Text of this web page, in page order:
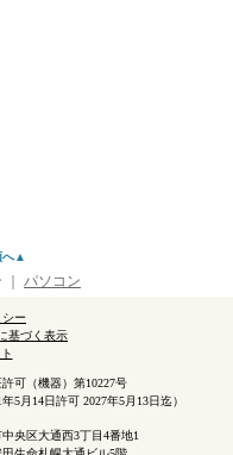
へ▲
｜ パソコン
ー
基づく表示
可（機器）第10227号
年5月14日許可 2027年5月13日迄）
央区大通西3丁目4番地1